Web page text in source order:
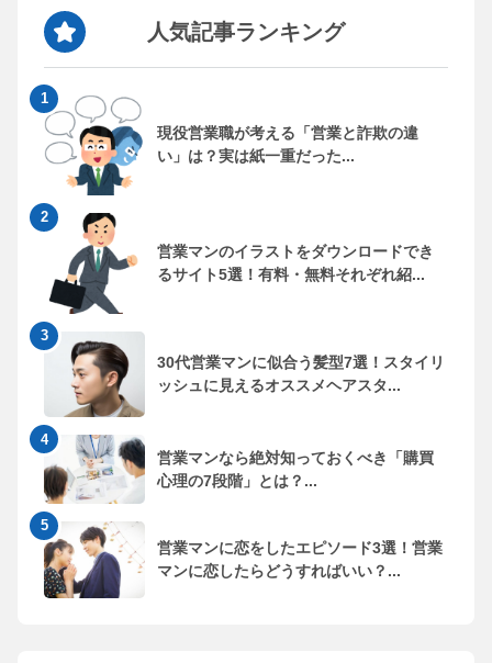
人気記事ランキング
現役営業職が考える「営業と詐欺の違
い」は？実は紙一重だった...
営業マンのイラストをダウンロードでき
るサイト5選！有料・無料それぞれ紹...
30代営業マンに似合う髪型7選！スタイリ
ッシュに見えるオススメヘアスタ...
営業マンなら絶対知っておくべき「購買
心理の7段階」とは？...
営業マンに恋をしたエピソード3選！営業
マンに恋したらどうすればいい？...